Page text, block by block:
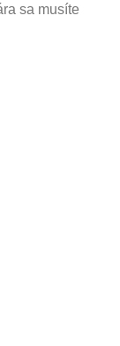
sa musíte